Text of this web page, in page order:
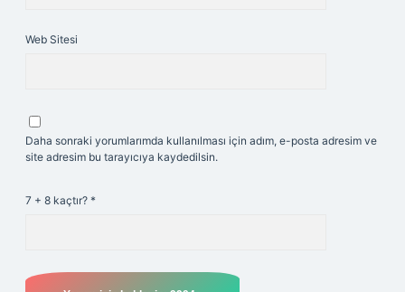
Web Sitesi
Daha sonraki yorumlarımda kullanılması için adım, e-posta adresim ve
site adresim bu tarayıcıya kaydedilsin.
7 + 8 kaçtır? *